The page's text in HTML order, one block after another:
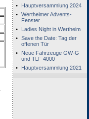
•
Hauptversammlung 2024
• Wertheimer Advents-
Fenster
•
Ladies Night in Wertheim
• Save the Date: Tag der
offenen Tür
•
Neue Fahrzeuge GW-G
und TLF 4000
•
Hauptversammlung 2021